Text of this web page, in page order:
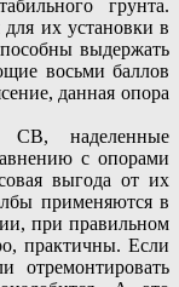
грунта.
их установки в
выдержать
восьми баллов
данная опора
наделенные
с опорами
выгода от их
применяются в
при правильном
практичны. Если
отремонтировать